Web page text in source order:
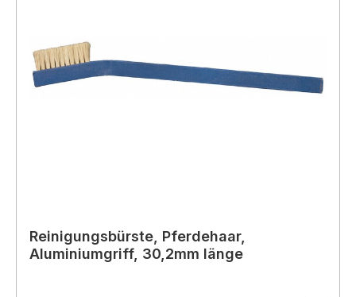
Reinigungsbürste, Pferdehaar,
Aluminiumgriff, 30,2mm länge